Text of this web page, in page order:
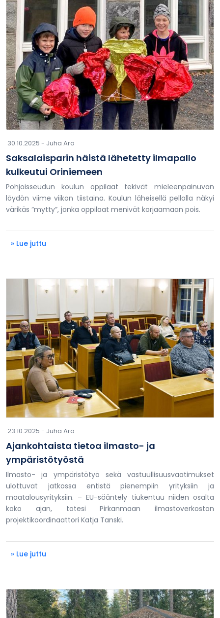
30.10.2025 - Juha Aro
Saksalaisparin häistä lähetetty ilmapallo
kulkeutui Oriniemeen
Pohjoisseudun koulun oppilaat tekivät mieleenpainuvan
löydön viime viikon tiistaina. Koulun läheisellä pellolla näkyi
värikäs ”mytty”, jonka oppilaat menivät korjaamaan pois.
» Lue juttu
23.10.2025 - Juha Aro
Ajankohtaista tietoa ilmasto- ja
ympäristötyöstä
Ilmasto- ja ympäristötyö sekä vastuullisuusvaatimukset
ulottuvat jatkossa entistä pienempiin yrityksiin ja
maatalousyrityksiin. – EU-sääntely tiukentuu niiden osalta
koko ajan, totesi Pirkanmaan ilmastoverkoston
projektikoordinaattori Katja Tanski.
» Lue juttu